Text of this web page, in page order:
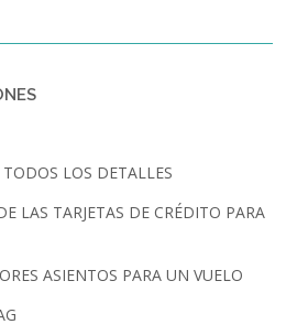
LOS DETALLES
LAS TARJETAS DE CRÉDITO PARA
ASIENTOS PARA UN VUELO